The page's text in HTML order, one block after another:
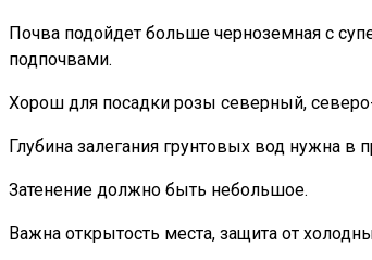
Почва подойдет больше черноземная с
подпочвами.
Хорош для посадки розы северный,
Глубина залегания грунтовых вод нужна в
Затенение должно быть небольшое.
Важна открытость места, защита от